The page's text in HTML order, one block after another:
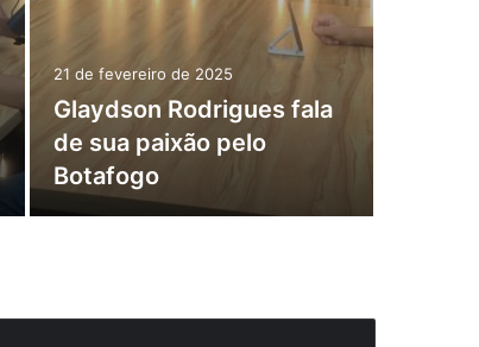
21 de fevereiro de 2025
Glaydson Rodrigues fala
de sua paixão pelo
Botafogo